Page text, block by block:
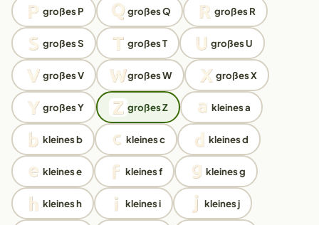
großes P großes Q großes R
großes S großes T großes U
großes V großes W großes X
großes Y großes Z kleines a
kleines b kleines c kleines d
kleines e kleines f kleines g
kleines h kleines i kleines j